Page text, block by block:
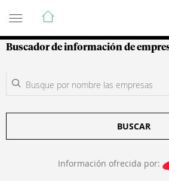
Guía de Empresas
Buscador de información de
BUSCAR
Información ofrecida por: